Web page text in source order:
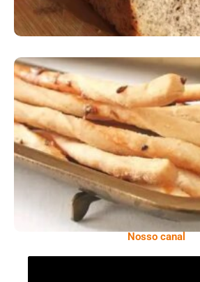
Comer Bem: Palitinhos De
Nosso canal